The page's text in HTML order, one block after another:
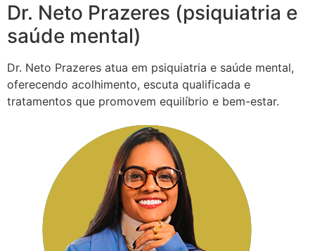
Dr. Neto Prazeres (psiquiatria e
saúde mental)
Dr. Neto Prazeres atua em psiquiatria e saúde mental,
oferecendo acolhimento, escuta qualificada e
tratamentos que promovem equilíbrio e bem-estar.